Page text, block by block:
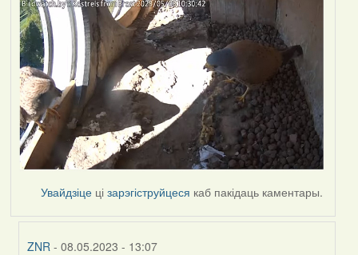
Увайдзіце цізарэгіструйцеся каб пакідаць каментары.
ZNR - 08.05.2023 - 13:07